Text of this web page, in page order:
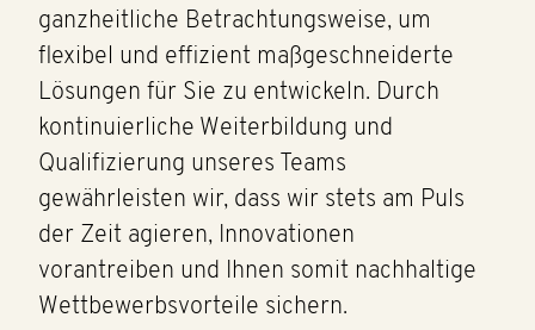
ganzheitliche Betrachtungsweise, um
flexibel und effizient maßgeschneiderte
Lösungen für Sie zu entwickeln. Durch
kontinuierliche Weiterbildung und
Qualifizierung unseres Teams
gewährleisten wir, dass wir stets am Puls
der Zeit agieren, Innovationen
vorantreiben und Ihnen somit nachhaltige
Wettbewerbsvorteile sichern.